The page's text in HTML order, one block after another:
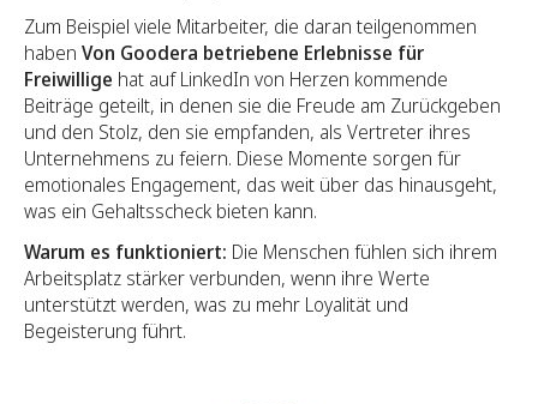
Zum Beispiel viele Mitarbeiter, die daran teilgenommen
haben Von Goodera betriebene Erlebnisse für
Freiwillige hat auf LinkedIn von Herzen kommende
Beiträge geteilt, in denen sie die Freude am Zurückgeben
und den Stolz, den sie empfanden, als Vertreter ihres
Unternehmens zu feiern. Diese Momente sorgen für
emotionales Engagement, das weit über das hinausgeht,
was ein Gehaltsscheck bieten kann.
Warum es funktioniert: Die Menschen fühlen sich ihrem
Arbeitsplatz stärker verbunden, wenn ihre Werte
unterstützt werden, was zu mehr Loyalität und
Begeisterung führt.